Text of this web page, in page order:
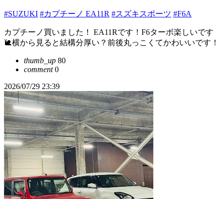
#SUZUKI #カプチーノ EA11R #スズキスポーツ #F6A
カプチーノ買いました！ EA11Rです！F6ターボ楽しいです
🐌横から見ると結構分厚い？前後丸っこくてかわいいです！
thumb_up 80
comment0
2026/07/29 23:39